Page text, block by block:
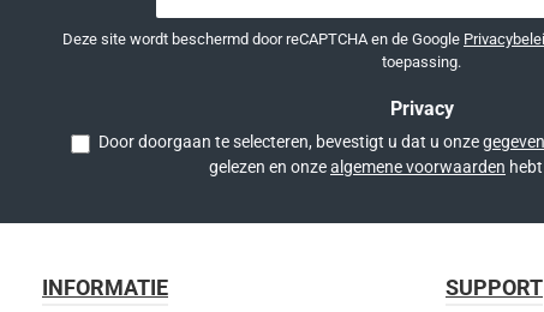
Deze site wordt beschermd door reCAPTCHA en de Google
toepassing.
Privacy
Door doorgaan te selecteren, bevestigt u dat u onze
gelezen en onzealgemene voorwaarden
INFORMATIE SUPPORT